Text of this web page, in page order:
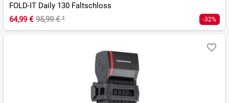
FOLD-IT Daily 130 Faltschloss
64,99 € 95,99 €¹ -32%